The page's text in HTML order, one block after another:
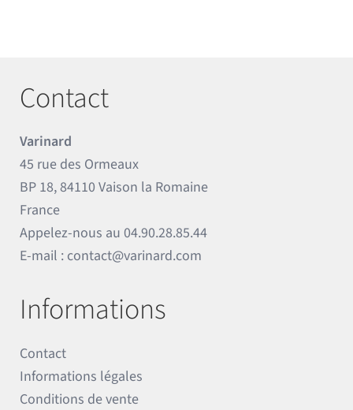
Contact
Varinard
45 rue des Ormeaux
BP 18, 84110 Vaison la Romaine
France
Appelez-nous au04.90.28.85.44
E-mail : contact@varinard.com
Informations
Contact
Informations légales
Conditions de vente